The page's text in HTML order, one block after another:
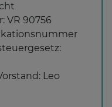
VR 90756
Leo